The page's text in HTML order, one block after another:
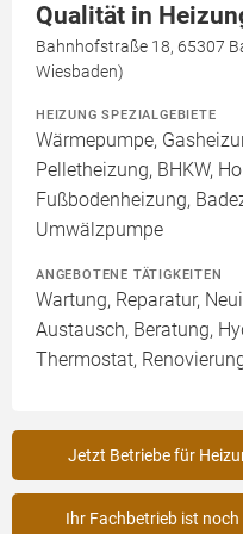
Qualität in
Bahnhofstraße 18, 65307
Wiesbaden)
HEIZUNG SPEZIALGEBIETE
Wärmepumpe,
Pelletheizung, BHKW,
Fußbodenheizung,
Umwälzpumpe
ANGEBOTENE TÄTIGKEITEN
Wartung, Reparatur,
Austausch, Beratung,
Thermostat,
Jetzt Betriebe für
Ihr Fachbetrieb ist